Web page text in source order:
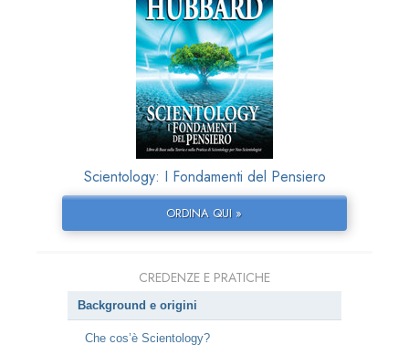
Scientology: I Fondamenti del Pensiero
ORDINA QUI »
CREDENZE E PRATICHE
Background e origini
Che cos’è Scientology?